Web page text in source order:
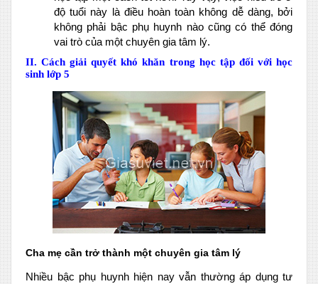
độ tuổi này là điều hoàn toàn không dễ dàng, bởi
không phải bậc phụ huynh nào cũng có thể đóng
vai trò của một chuyên gia tâm lý.
II. Cách giải quyết khó khăn trong học tập đối với học
sinh lớp 5
Cha mẹ cần trở thành một chuyên gia tâm lý
Nhiều bậc phụ huynh hiện nay vẫn thường áp dụng tư